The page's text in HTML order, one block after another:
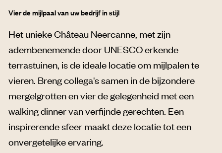
Vier de mijlpaal van uw bedrijf in stijl
Het unieke Château Neercanne, met zijn
adembenemende door UNESCO erkende
terrastuinen, is de ideale locatie om mijlpalen te
vieren. Breng collega's samen in de bijzondere
mergelgrotten en vier de gelegenheid met een
walking dinner van verfijnde gerechten. Een
inspirerende sfeer maakt deze locatie tot een
onvergetelijke ervaring.